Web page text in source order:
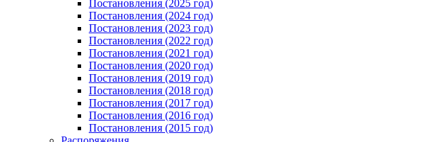
Постановления (2025 год)
Постановления (2024 год)
Постановления (2023 год)
Постановления (2022 год)
Постановления (2021 год)
Постановления (2020 год)
Постановления (2019 год)
Постановления (2018 год)
Постановления (2017 год)
Постановления (2016 год)
Постановления (2015 год)